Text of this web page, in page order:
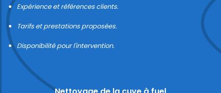
Expérience et références clients.
Tarifs et prestations proposées.
Disponibilité pour l'intervention.